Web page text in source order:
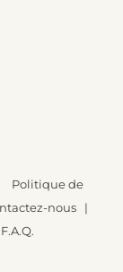
Politique de
nous |
F.A.Q.